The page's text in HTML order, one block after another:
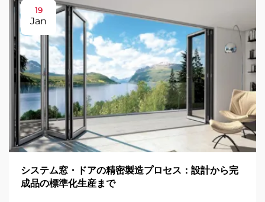
19
Jan
システム窓・ドアの精密製造プロセス：設計から完
成品の標準化生産まで